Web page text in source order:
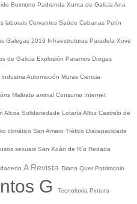
Boimorto Padrenda Xunta de Galicia Ana
laborais Cervantes Saúde Cabanas Petín
Galegas 2019 Infraestruturas Paradela Xove
de Galicia Explosión Paramos Drogas
Industria Automoción Muras Ciencia
Maltrato animal Consumo Internet
Alcoa Solidariedade Lotaría Alfoz Castrelo de
climático San Amaro Tráfico Discapacidade
sexuais San Xoán de Río Redada
A Revista Diana Quer Patrimonio
G Tecnoloxía Pintura